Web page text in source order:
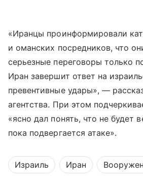
«Иранцы проинформировали
и оманских посредников, что
серьезные переговоры только
Иран завершит ответ на
превентивные удары», —
агентства. При этом
«ясно дал понять, что не будет
пока подвергается атаке».
Израиль Иран